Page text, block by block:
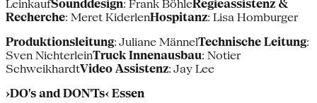
LeinkaufSounddesign: Frank BöhleRegieassistenz &
Recherche: Meret KiderlenHospitanz: Lisa Homburger
Produktionsleitung: Juliane MännelTechnische Leitung:
Sven NichterleinTruck Innenausbau: Notier
SchweikhardtVideo Assistenz: Jay Lee
›DO's and DON'Ts‹ Essen